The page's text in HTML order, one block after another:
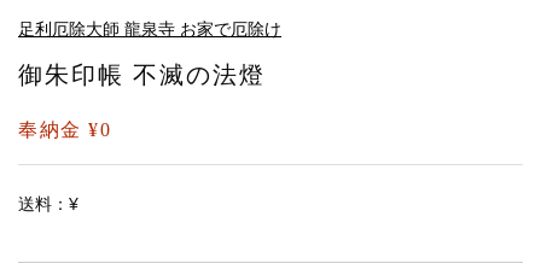
足利厄除大師 龍泉寺 お家で厄除け
御朱印帳 不滅の法燈
奉納金 ¥0
送料：¥